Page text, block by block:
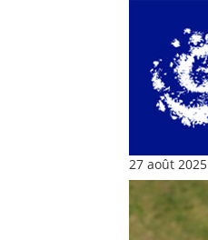
27 août 2025